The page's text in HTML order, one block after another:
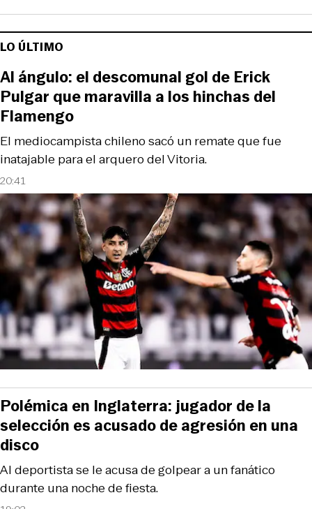
LO ÚLTIMO
20:41
El mediocampista chileno sacó un remate que fue
inatajable para el arquero del Vitoria.
Al ángulo: el descomunal gol de Erick
Pulgar que maravilla a los hinchas del
Flamengo
Al deportista se le acusa de golpear a un fanático
durante una noche de fiesta.
Polémica en Inglaterra: jugador de la
selección es acusado de agresión en una
disco